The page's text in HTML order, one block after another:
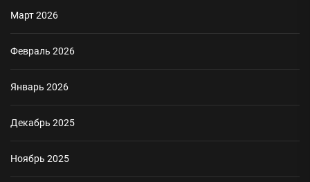
Март 2026
Февраль 2026
Январь 2026
Декабрь 2025
Ноябрь 2025